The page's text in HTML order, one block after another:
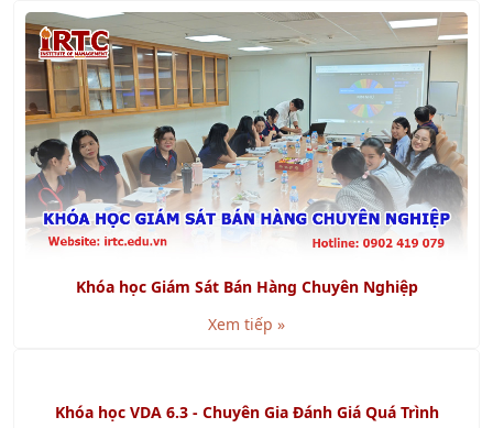
Khóa học Kỹ năng Xây Dựng Quy Trình Nghiệp Vụ chuyên
nghiệp